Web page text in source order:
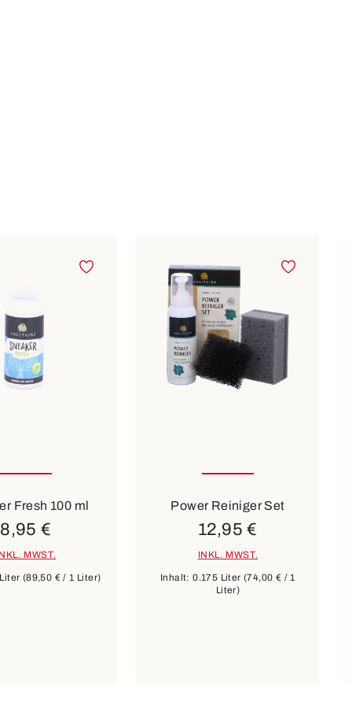
Fresh 100 ml
(89,50 € / 1 Liter)
8,95 €
MWST.
Power Reiniger Set
Inhalt:0.175 Liter(74,00 € / 1
Liter)
12,95 €
INKL. MWST.